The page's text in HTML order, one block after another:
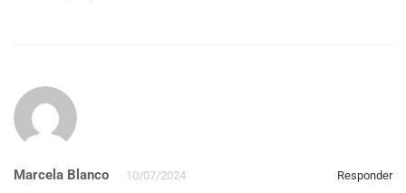
Marcela Blanco 10/07/2024 Responder